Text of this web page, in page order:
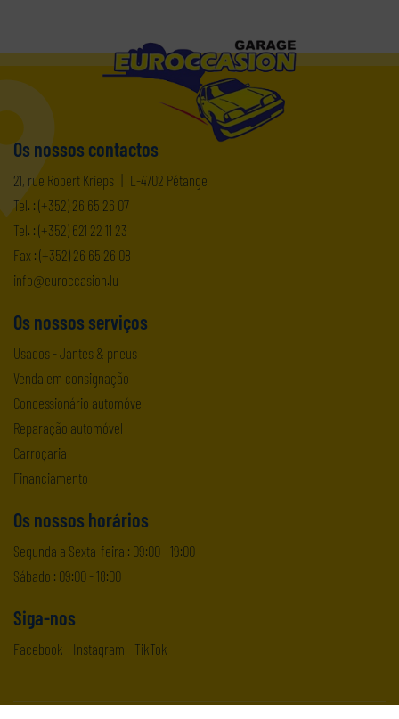
Os nossos contactos
21, rue Robert Krieps
L-4702 Pétange
Tel. : (+352) 26 65 26 07
Tel. : (+352) 621 22 11 23
Fax : (+352) 26 65 26 08
ul.noisacc
orue@of
ni
Os nossos serviços
Usados -Jantes & pneus
Venda em consignação
Concessionário automóvel
Reparação automóvel
Carroçaria
Financiamento
Os nossos horários
Segunda a Sexta-feira : 09:00 - 19:00
Sábado : 09:00 - 18:00
Siga-nos
Facebook - Instagram - TikTok